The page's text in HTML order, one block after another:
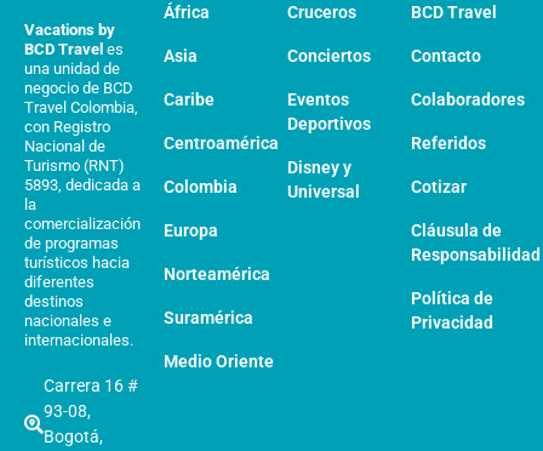
Vacations by
BCD Travel es
una unidad de
negocio de BCD
Travel Colombia,
con Registro
Nacional de
Turismo (RNT)
5893, dedicada a
la
comercialización
de programas
turísticos hacia
diferentes
destinos
nacionales e
internacionales.
Carrera 16 #
93-08,
Bogotá,
África
Asia
Caribe
Centroamérica
Colombia
Europa
Norteamérica
Suramérica
Medio Oriente
Cruceros
Conciertos
Eventos
Deportivos
Disney y
Universal
BCD Travel
Contacto
Colaboradores
Referidos
Cotizar
Cláusula de
Responsabilidad
Política de
Privacidad